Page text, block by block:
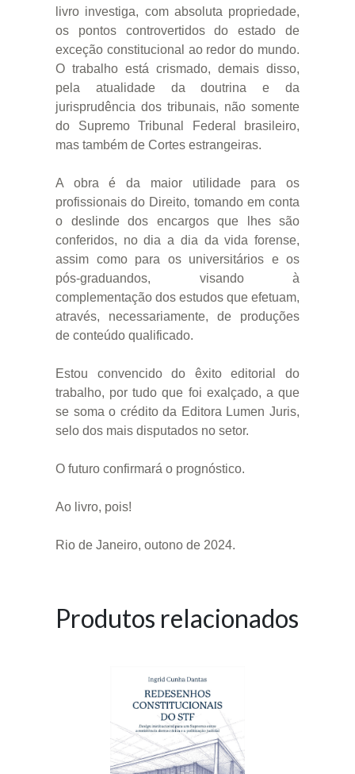
livro investiga, com absoluta propriedade,
os pontos controvertidos do estado de
exceção constitucional ao redor do mundo.
O trabalho está crismado, demais disso,
pela atualidade da doutrina e da
jurisprudência dos tribunais, não somente
do Supremo Tribunal Federal brasileiro,
mas também de Cortes estrangeiras.
A obra é da maior utilidade para os
profissionais do Direito, tomando em conta
o deslinde dos encargos que lhes são
conferidos, no dia a dia da vida forense,
assim como para os universitários e os
pós-graduandos, visando à
complementação dos estudos que efetuam,
através, necessariamente, de produções
de conteúdo qualificado.
Estou convencido do êxito editorial do
trabalho, por tudo que foi exalçado, a que
se soma o crédito da Editora Lumen Juris,
selo dos mais disputados no setor.
O futuro confirmará o prognóstico.
Ao livro, pois!
Rio de Janeiro, outono de 2024.
Produtos relacionados